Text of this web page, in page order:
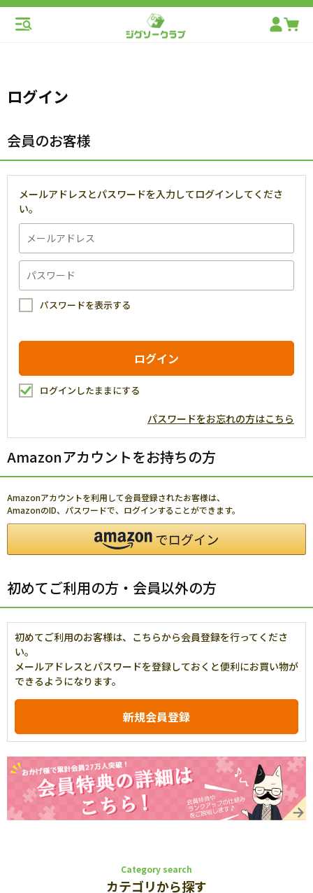
ログイン
会員のお客様
メールアドレスとパスワードを入力してログインしてくださ
い。
パスワードを表示する
ログインしたままにする
パスワードをお忘れの方はこちら
Amazonアカウントをお持ちの方
Amazonアカウントを利用して会員登録されたお客様は、
AmazonのID、パスワードで、ログインすることができます。
初めてご利用の方・会員以外の方
初めてご利用のお客様は、こちらから会員登録を行ってくださ
い。
メールアドレスとパスワードを登録しておくと便利にお買い物が
できるようになります。
Category search
カテゴリから探す